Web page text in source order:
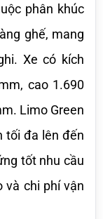
phân khúc
ghế, mang
Xe có kích
cao 1.690
Limo Green
tối đa lên đến
tốt nhu cầu
và chi phí vận